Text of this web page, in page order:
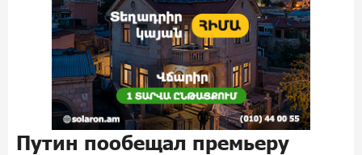
Путин пообещал премьеру